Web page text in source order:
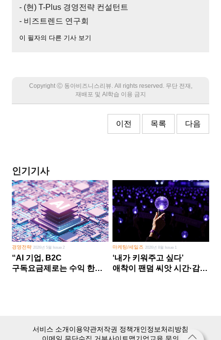
- (현) T-Plus 경영전략 컨설턴트
- 비즈트렌드 연구회
이 필자의 다른 기사 보기
Copyright Ⓒ 동아비즈니스리뷰. All rights reserved. 무단 전재,
재배포 및 AI학습 이용 금지
이전 목록 다음
인기기사
경영전략 2026년 5월 Issue 2
“AI 기업, B2C
구독요금제로는 수익 한계
마케팅/세일즈 2026년 8월 Issue 1
‘내가 키워주고 싶다’
애착이 팬덤 씨앗 시간·감정
서비스 소개이용약관저작권 정책개인정보처리방침